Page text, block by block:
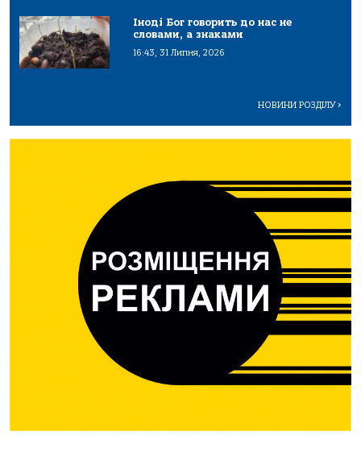
Іноді Бог говорить до нас не
словами, а знаками
16:43, 31 Липня, 2026
НОВИНИ РОЗДІЛУ>